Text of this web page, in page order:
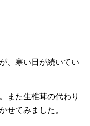
、寒い日が続いてい
また生椎茸の代わり
せてみました。